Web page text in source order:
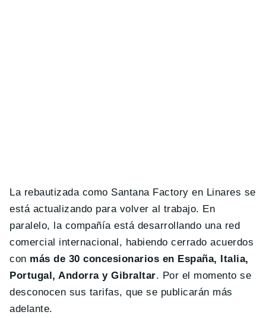
La rebautizada como Santana Factory en Linares se
está actualizando para volver al trabajo. En
paralelo, la compañía está desarrollando una red
comercial internacional, habiendo cerrado acuerdos
con más de 30 concesionarios en España, Italia,
Portugal, Andorra y Gibraltar. Por el momento se
desconocen sus tarifas, que se publicarán más
adelante.